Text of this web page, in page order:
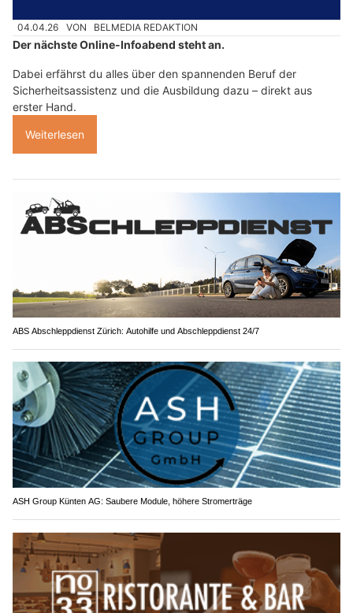
04.04.26 VON BELMEDIA REDAKTION
Der nächste Online-Infoabend steht an.
Dabei erfährst du alles über den spannenden Beruf der
Sicherheitsassistenz und die Ausbildung dazu – direkt aus
erster Hand.
Weiterlesen
ABS Abschleppdienst Zürich: Autohilfe und Abschleppdienst 24/7
ASH Group Künten AG: Saubere Module, höhere Stromerträge